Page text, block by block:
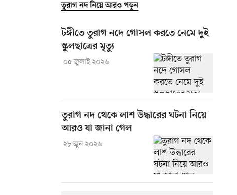
তুরাগ নদ নিয়ে আরও পড়ুন
টঙ্গীতে তুরাগ নদে গোসল করতে নেমে দুই
স্কুলছাত্রের মৃত্যু
০৫ জুলাই ২০২৬
তুরাগ নদ থেকে লাশ উদ্ধারের ঘটনা নিয়ে
আরও যা জানা গেল
২৮ জুন ২০২৬